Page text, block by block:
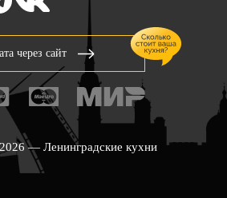
через сайт
— Ленинградские кухни